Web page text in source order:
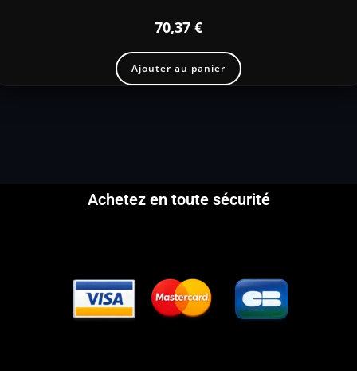
70,37 €
Ajouter au panier
Achetez en toute sécurité